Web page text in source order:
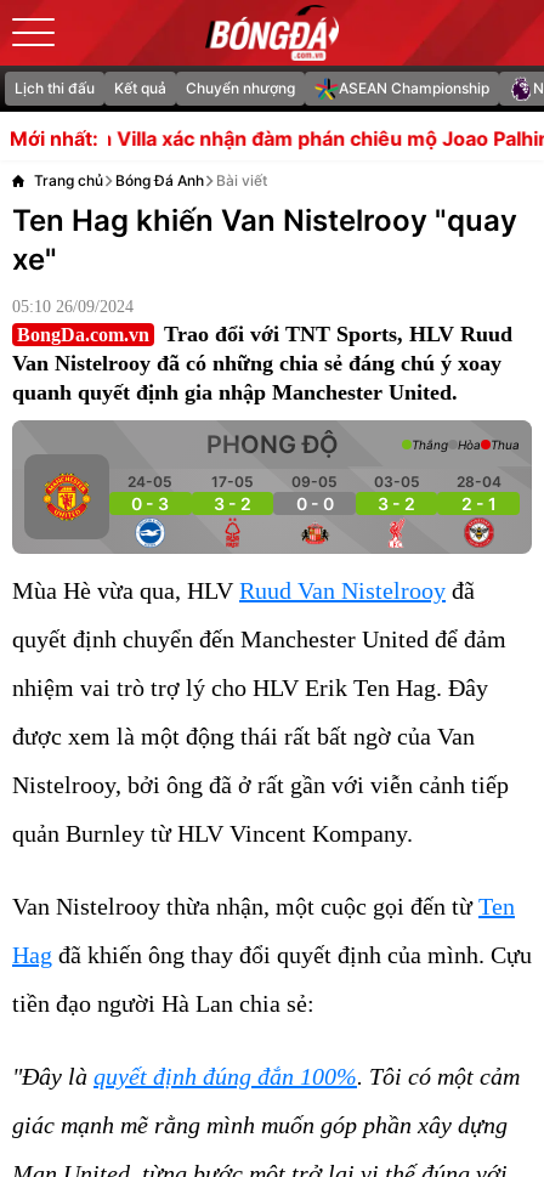
Lịch thi đấu Kết quả Chuyển nhượng ASEAN Championship
Mới nhất:
nhận đàm phán chiêu mộ Joao Palhinha từ Bayern
Trang chủ Bóng Đá Anh Bài viết
Ten Hag khiến Van Nistelrooy "quay
xe"
05:10 26/09/2024
BongDa.com.vn
Trao đổi với TNT Sports, HLV Ruud
Van Nistelrooy đã có những chia sẻ đáng chú ý xoay
quanh quyết định gia nhập Manchester United.
PHONG ĐỘ
24-05
0 - 3
17-05
3 - 2
09-05
0 - 0
03-05
3 - 2
28-04
2 - 1
Thắng Hòa Thua
Mùa Hè vừa qua, HLVRuud Van Nistelrooy đã
quyết định chuyển đến Manchester United để đảm
nhiệm vai trò trợ lý cho HLV Erik Ten Hag. Đây
được xem là một động thái rất bất ngờ của Van
Nistelrooy, bởi ông đã ở rất gần với viễn cảnh tiếp
quản Burnley từ HLV Vincent Kompany.
Van Nistelrooy thừa nhận, một cuộc gọi đến từTen
Hag đã khiến ông thay đổi quyết định của mình. Cựu
tiền đạo người Hà Lan chia sẻ:
"Đây là quyết định đúng đắn 100%. Tôi có một cảm
giác mạnh mẽ rằng mình muốn góp phần xây dựng